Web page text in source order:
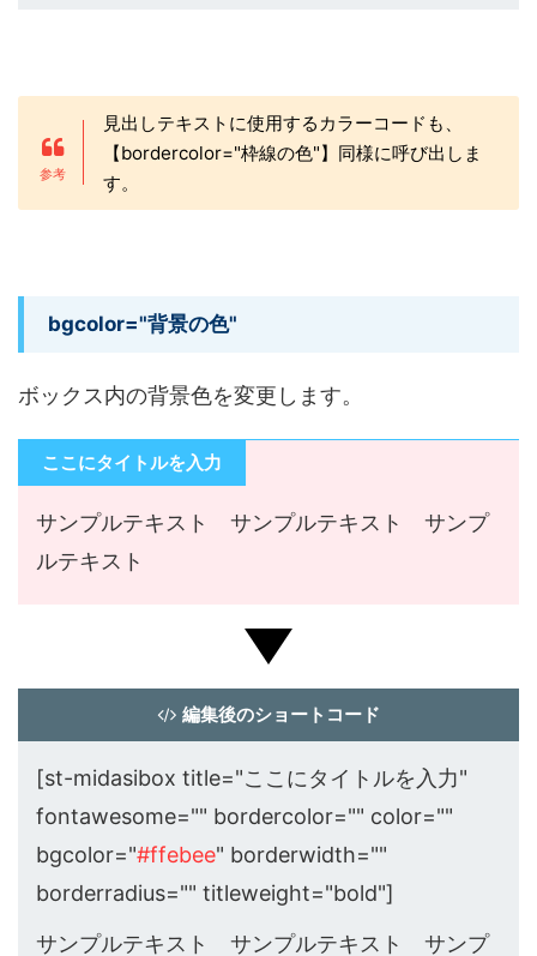
見出しテキストに使用するカラーコードも、
【bordercolor="枠線の色"】同様に呼び出しま
す。
bgcolor="背景の色"
ボックス内の背景色を変更します。
ここにタイトルを入力
サンプルテキスト サンプルテキスト サンプ
ルテキスト
編集後のショートコード
[st-midasibox title="ここにタイトルを入力"
fontawesome="" bordercolor="" color=""
bgcolor="#ffebee" borderwidth=""
borderradius="" titleweight="bold"]
サンプルテキスト サンプルテキスト サンプ